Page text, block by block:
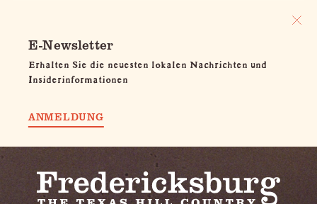
E-Newsletter
Erhalten Sie die neuesten lokalen Nachrichten und
Insiderinformationen
ANMELDUNG